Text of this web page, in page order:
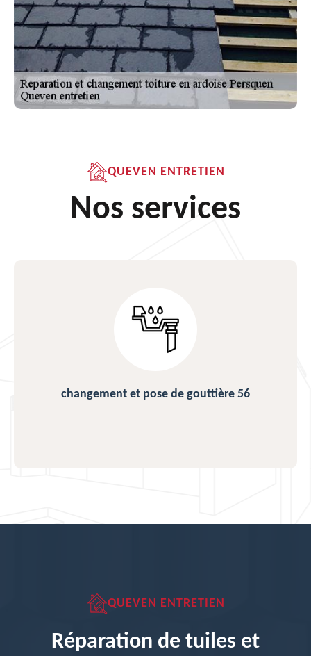
QUEVEN ENTRETIEN
Nos services
changement et pose de gouttière 56
QUEVEN ENTRETIEN
Réparation de tuiles et